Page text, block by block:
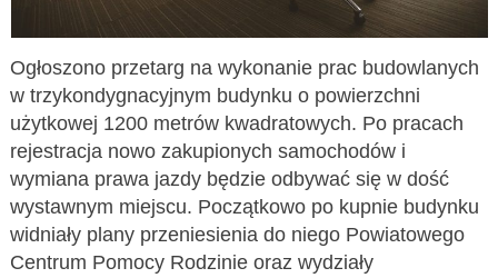
Ogłoszono przetarg na wykonanie prac budowlanych
w trzykondygnacyjnym budynku o powierzchni
użytkowej 1200 metrów kwadratowych. Po pracach
rejestracja nowo zakupionych samochodów i
wymiana prawa jazdy będzie odbywać się w dość
wystawnym miejscu. Początkowo po kupnie budynku
widniały plany przeniesienia do niego Powiatowego
Centrum Pomocy Rodzinie oraz wydziały